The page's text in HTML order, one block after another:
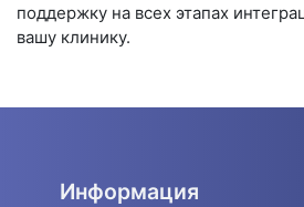
поддержку на всех этапах
вашу клинику.
Информация